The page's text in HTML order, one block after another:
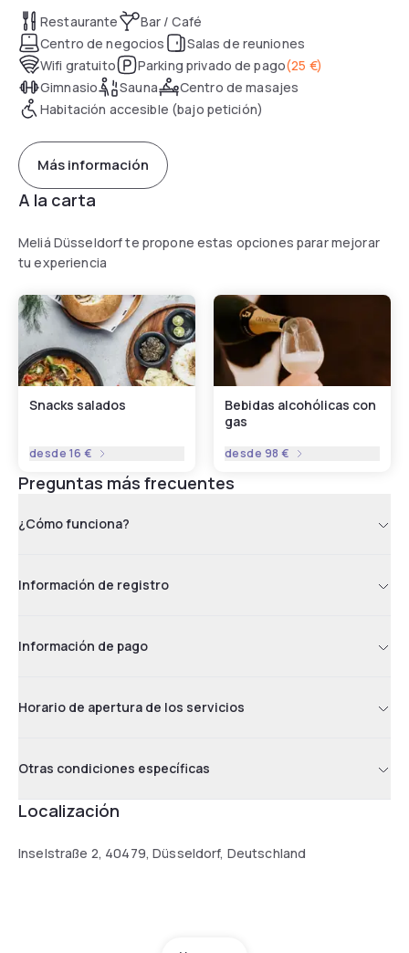
Restaurante
Bar / Café
Centro de negocios
Salas de reuniones
Wifi gratuito
Parking privado de pago(25 €)
Gimnasio
Sauna
Centro de masajes
Habitación accesible (bajo petición)
Más información
A la carta
Meliá Düsseldorf te propone estas opciones parar mejorar
tu experiencia
Snacks salados
desde 16 €
Bebidas alcohólicas con
gas
desde 98 €
Preguntas más frecuentes
¿Cómo funciona?
Información de registro
Información de pago
Horario de apertura de los servicios
Otras condiciones específicas
Localización
Inselstraße 2, 40479, Düsseldorf, Deutschland